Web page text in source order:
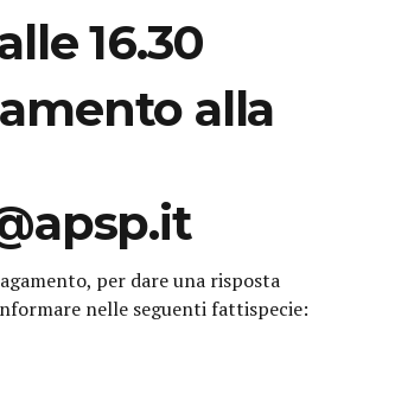
16.30
alla
per dare una risposta
nelle seguenti fattispecie: